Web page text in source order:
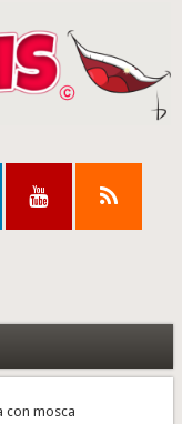
con mosca